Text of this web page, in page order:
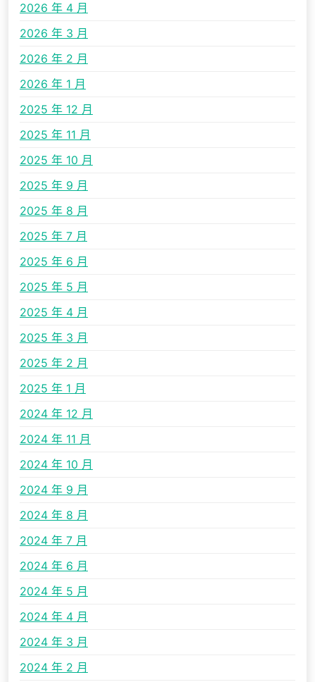
2026 年 4 月
2026 年 3 月
2026 年 2 月
2026 年 1 月
2025 年 12 月
2025 年 11 月
2025 年 10 月
2025 年 9 月
2025 年 8 月
2025 年 7 月
2025 年 6 月
2025 年 5 月
2025 年 4 月
2025 年 3 月
2025 年 2 月
2025 年 1 月
2024 年 12 月
2024 年 11 月
2024 年 10 月
2024 年 9 月
2024 年 8 月
2024 年 7 月
2024 年 6 月
2024 年 5 月
2024 年 4 月
2024 年 3 月
2024 年 2 月